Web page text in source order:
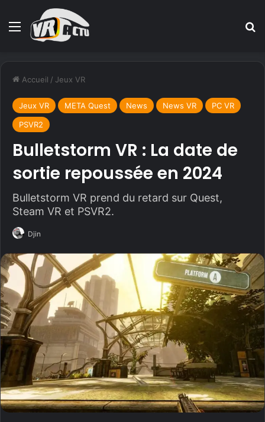
Menu
Accueil / Jeux VR
Jeux VR META Quest News News VR
PC VR
PSVR2
Bulletstorm VR : La date de
sortie repoussée en 2024
Bulletstorm VR prend du retard sur Quest,
Steam VR et PSVR2.
Djin